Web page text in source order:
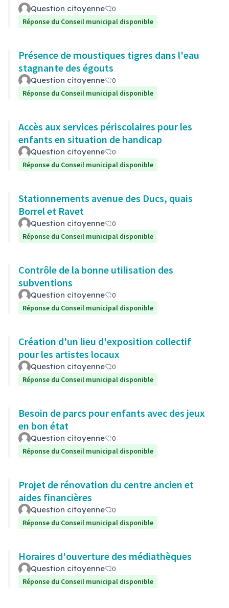
Question citoyenne
0
Réponse du Conseil municipal disponible
Présence de moustiques tigres dans l'eau
stagnante des égouts
Question citoyenne
0
Réponse du Conseil municipal disponible
Accès aux services périscolaires pour les
enfants en situation de handicap
Question citoyenne
0
Réponse du Conseil municipal disponible
Stationnements avenue des Ducs, quais
Borrel et Ravet
Question citoyenne
0
Réponse du Conseil municipal disponible
Contrôle de la bonne utilisation des
subventions
Question citoyenne
0
Réponse du Conseil municipal disponible
Création d'un lieu d'exposition collectif
pour les artistes locaux
Question citoyenne
0
Réponse du Conseil municipal disponible
Besoin de parcs pour enfants avec des jeux
en bon état
Question citoyenne
0
Réponse du Conseil municipal disponible
Projet de rénovation du centre ancien et
aides financières
Question citoyenne
0
Réponse du Conseil municipal disponible
Horaires d'ouverture des médiathèques
Question citoyenne
0
Réponse du Conseil municipal disponible